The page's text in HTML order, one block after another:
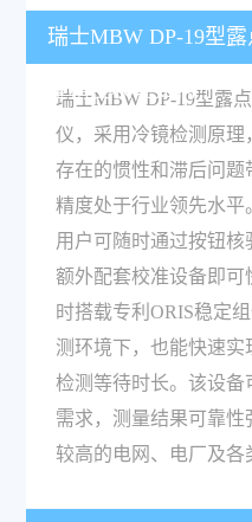
瑞士MBW DP-19型
量精度表现如何？
瑞士MBW DP-19型露
仪，采用冷镜检测原
存在的惯性和滞后问
精度处于行业领先水平
用户可随时通过按钮
额外配套校准设备即可
时搭载专利ORIS稳定
测环境下，也能快速
检测等待时长。该设备
需求，测量结果可靠
较高的电网、电厂及各